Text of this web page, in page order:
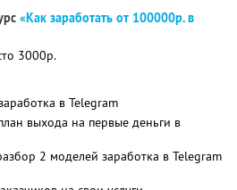
«Как заработать от 100000р. в
3000р.
в Telegram
выхода на первые деньги в
2 моделей заработка в Telegram